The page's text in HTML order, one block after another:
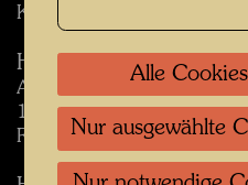
Katalog der
Hundertwasser...Die
Ausgaben für die
1999, Congresshalle
Rosenheim, 1999 und
Alle
Nur ausgewählte